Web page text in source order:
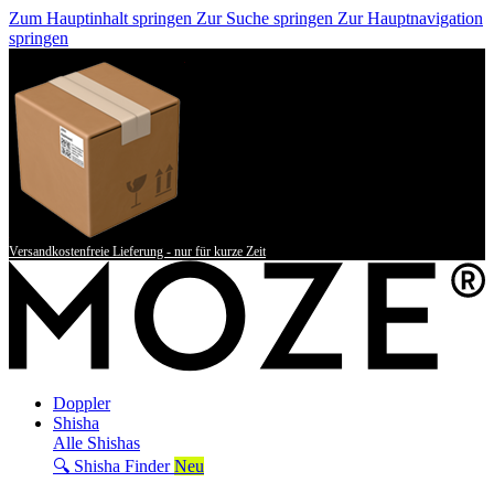
Zum Hauptinhalt springen Zur Suche springen Zur Hauptnavigation
springen
Versandkostenfreie Lieferung - nur für kurze Zeit
Doppler
Shisha
Alle Shishas
🔍 Shisha Finder Neu